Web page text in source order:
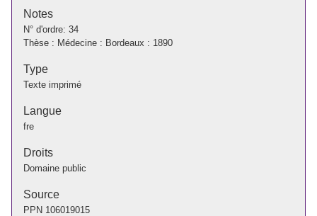
Notes
N° d'ordre: 34
Thèse : Médecine : Bordeaux : 1890
Type
Texte imprimé
Langue
fre
Droits
Domaine public
Source
PPN 106019015